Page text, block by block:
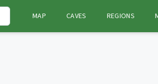
MAP CAVES REGIONS